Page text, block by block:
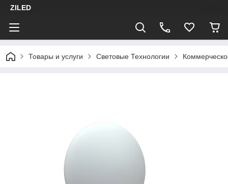
ZILED
Товары и услуги Световые Технологии